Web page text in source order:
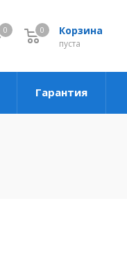
0 Корзина
пуста
0
Гарантия